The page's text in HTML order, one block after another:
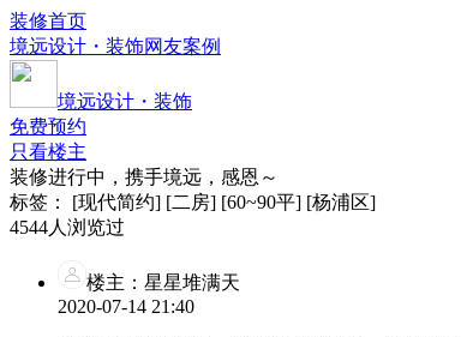
装修首页
境远设计・装饰网友案例
境远设计・装饰
免费预约
只看楼主
装修进行中，携手境远，感恩～
标签： [现代简约] [二房] [60~90平] [杨浦区]
4544人 浏览过
楼主：星星堆满天
2020-07-14 21:40